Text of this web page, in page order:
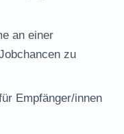
an einer
zu
Empfänger/innen